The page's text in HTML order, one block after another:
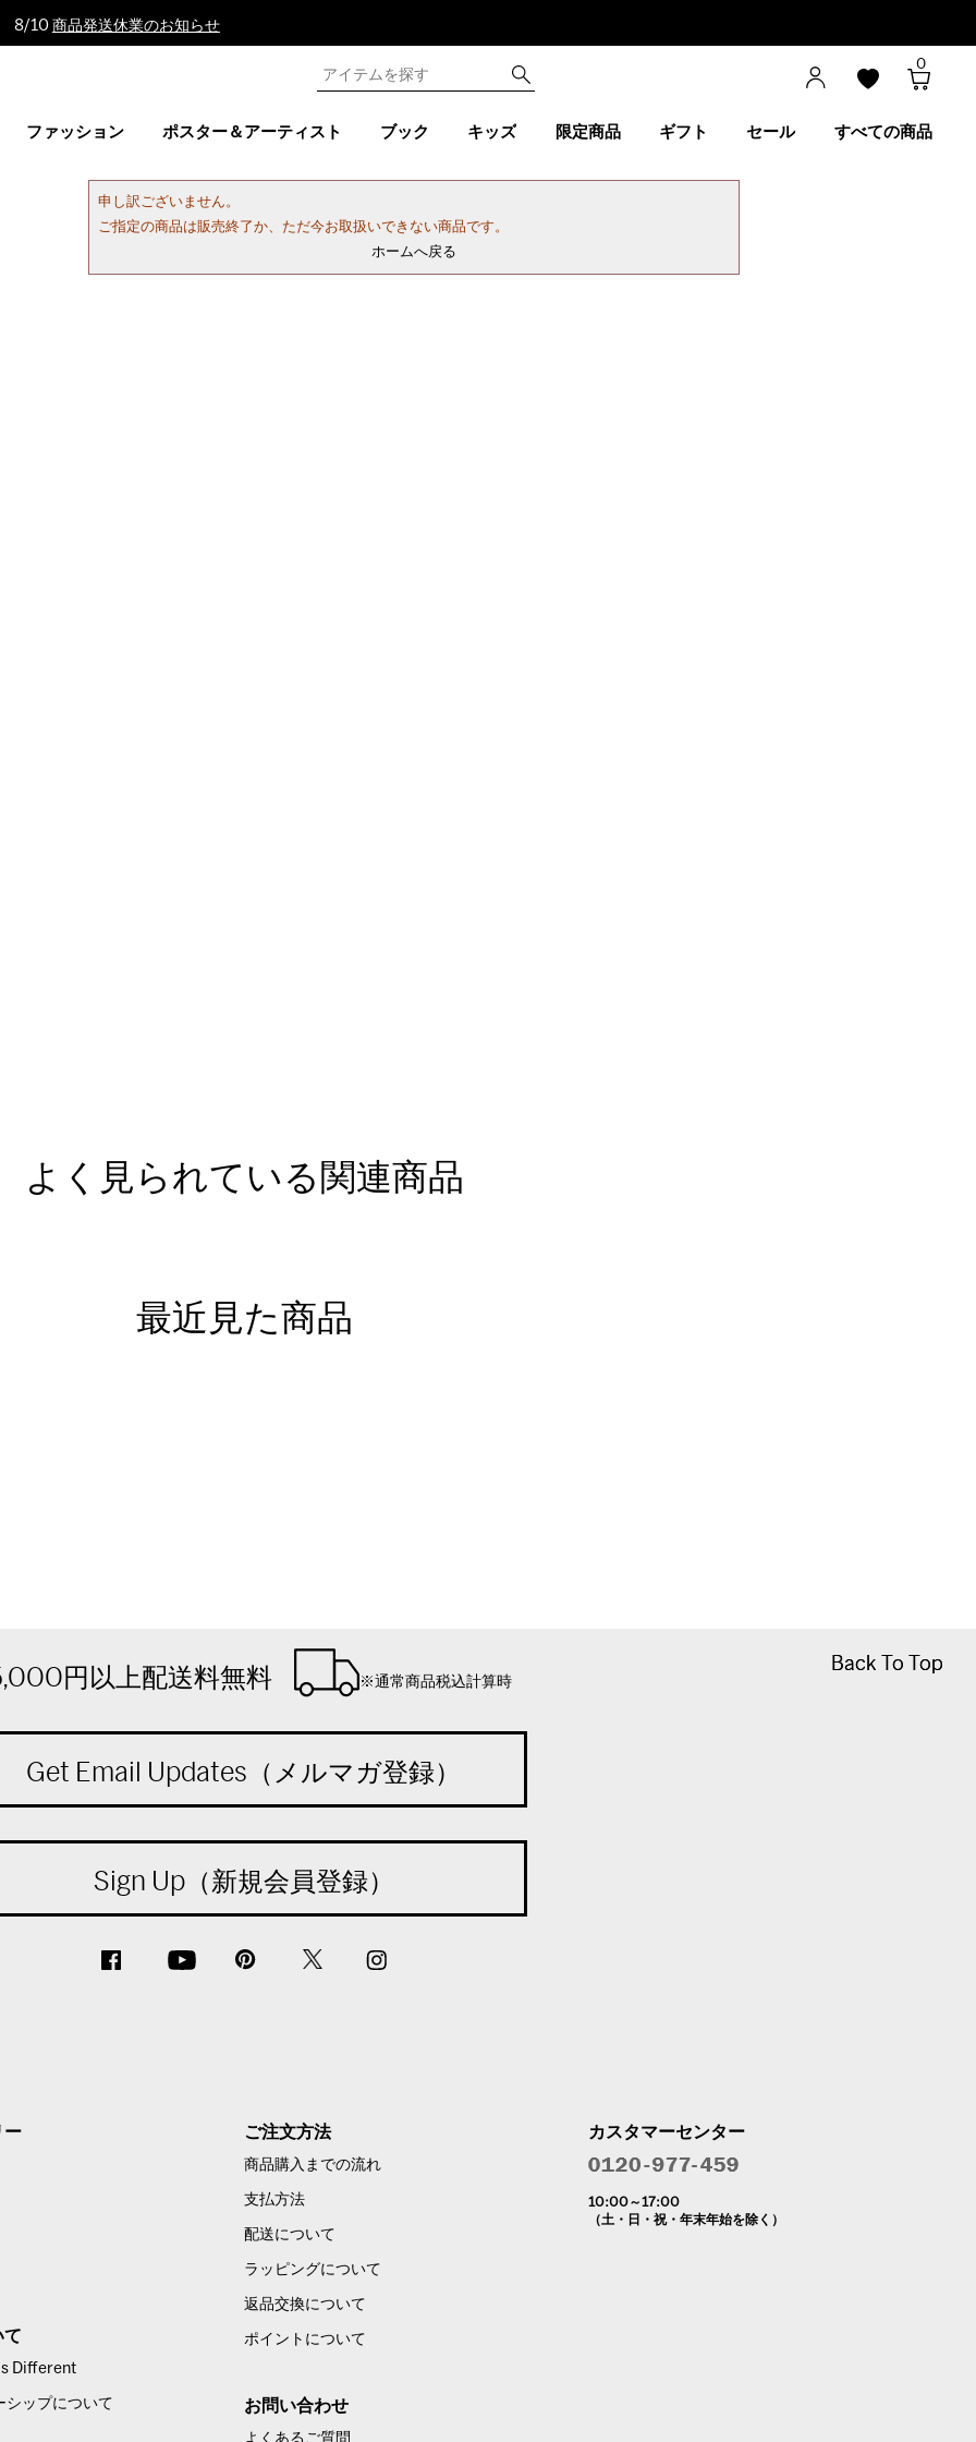
8/10 商品発送休業のお知らせ
0
ファッション ポスター＆アーティスト ブック キッズ 限定商品 ギフト セール すべての商品
申し訳ございません。
ご指定の商品は販売終了か、ただ今お取扱いできない商品です。
ホームへ戻る
よく見られている関連商品
最近見た商品
Back To Top
Back To Top
円以上配送料無料 ※通常商品税込計算時
Get Email Updates（メルマガ登録）
Sign Up（新規会員登録）
ー
て
Different
シップについて
ご注文方法
商品購入までの流れ
支払方法
配送について
ラッピングについて
返品交換について
ポイントについて
お問い合わせ
よくあるご質問
カスタマーセンター
10:00～17:00
（土・日・祝・年末年始を除く）